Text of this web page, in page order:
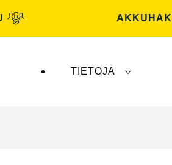
TIETOJA